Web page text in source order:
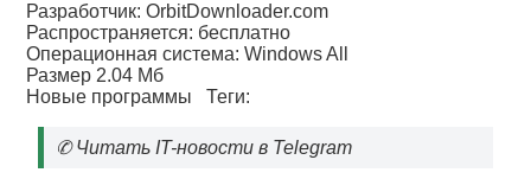
Разработчик: OrbitDownloader.com
Распространяется: бесплатно
Операционная система: Windows All
Размер 2.04 Мб
Новые программы Теги:
✆Читать IT-новости в Telegram